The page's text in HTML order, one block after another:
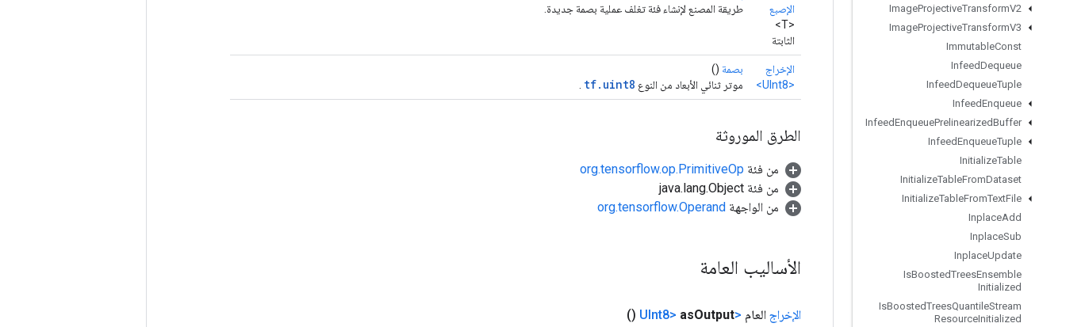
ImageProjectiveTransformV2
ImageProjectiveTransformV3
ImmutableConst
InfeedDequeue
InfeedDequeueTuple
InfeedEnqueue
InfeedEnqueuePrelinearizedBuffer
InfeedEnqueueTuple
InitializeTable
InitializeTableFromDataset
InitializeTableFromTextFile
InplaceAdd
InplaceSub
InplaceUpdate
IsBoostedTreesEnsemble
Initialized
IsBoostedTreesQuantileStream
ResourceInitialized
الإصبع
<T>
الثابتة
طريقة المصنع لإنشاء فئة تغلف عملية بصمة جديدة.
الإخراج
<UInt8>
بصمة ()
موتر ثنائي الأبعاد من النوع tf.uint8
الطرق الموروثة
من فئة org.tensorflow.op.PrimitiveOp
من فئة java.lang.Object
من الواجهة org.tensorflow.Operand
الأساليب العامة
الإخراج العام <UInt8>
asOutput
()